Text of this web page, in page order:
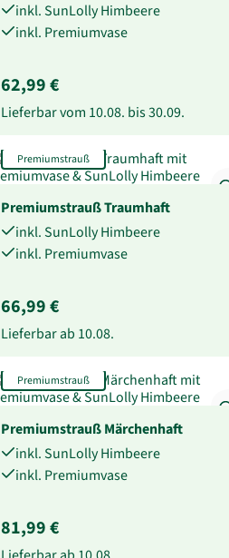
inkl. SunLolly Himbeere
inkl. Premiumvase
62,99 €
Lieferbar vom 10.08. bis30.09.
Premiumstrauß
Premiumstrauß Traumhaft
inkl. SunLolly Himbeere
inkl. Premiumvase
66,99 €
Lieferbar ab 10.08.
Premiumstrauß
Premiumstrauß Märchenhaft
inkl. SunLolly Himbeere
inkl. Premiumvase
81,99 €